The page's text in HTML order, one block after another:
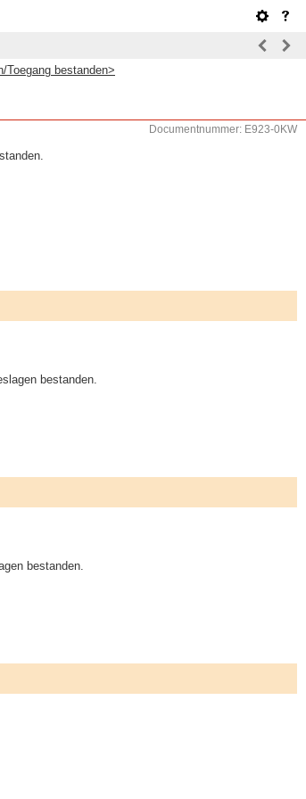
Toegang bestanden>
Documentnummer: E923-0KW
bestanden.
bestanden.